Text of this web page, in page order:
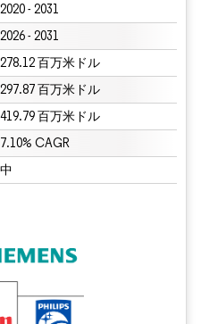
2020 - 2031
2026 - 2031
278.12 百万米ドル
297.87 百万米ドル
419.79 百万米ドル
7.10% CAGR
中
はCC BY 4.0の表示が必要です。